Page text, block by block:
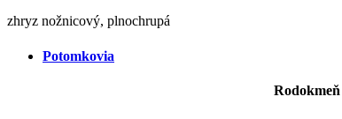
zhryz nožnicový, plnochrupá
Potomkovia
Rodokmeň